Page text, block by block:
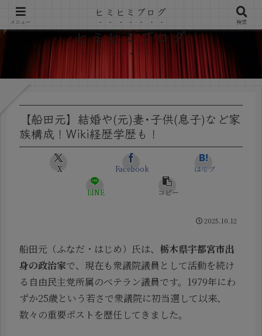
ヒミヒミブログ
【船田元】結婚や(元)妻･子供(息子)など家
族構成！Wiki経歴学歴も！
X Facebook はてブ
LINE コピー
2025.10.12
船田元（ふなだ・はじめ）氏は、 栃木県宇都宮市出
身の政治家で、現在も衆議院議員として活動を続け
る自由民主党所属のベテラン議員です。1979年にわ
ずか25歳という若さで衆議院に初当選して以来、
数々の重要ポストを歴任してきました。
メニュー
ヒミヒミブログ
検索